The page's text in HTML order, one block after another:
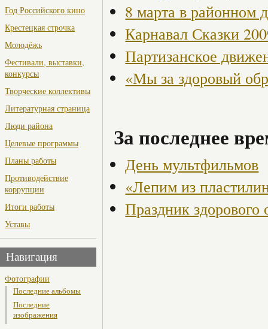
Год Российского кино
Крестецкая строчка
Молодёжь
Фестивали, выставки,
конкурсы
Творческие коллективы
Литературная страница
Люди района
Целевые программы
Планы работы
Противодействие
коррупции
Итоги работы
Уставы
Навигация
Фотографии
Последние альбомы
Последние
изображения
8 марта в районном
Карнавал Сказки
Партизанское
«Мы за здоровый
За последнее
День мультфильмов
«Лепим из
Праздник здорового